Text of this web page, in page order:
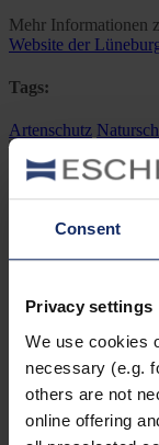
Consent
Privacy settings
We use cookies
necessary (e.g.
others are not
online offering
Mehr Informationen
Website der
Tags:
Artenschutz
Previous Post
Ferngläser für
1 Comment